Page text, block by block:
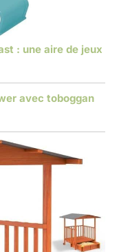
: une aire de jeux
avec toboggan